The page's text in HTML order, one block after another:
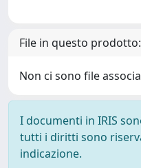
File in questo prodotto:
Non ci sono file
I documenti in IRIS
tutti i diritti sono
indicazione.